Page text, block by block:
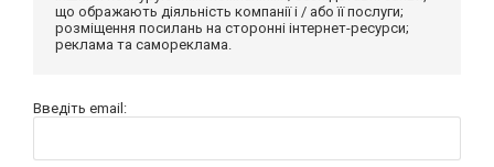
що ображають діяльність компанії і / або її послуги;
розміщення посилань на сторонні інтернет-ресурси;
реклама та самореклама.
Введіть email: